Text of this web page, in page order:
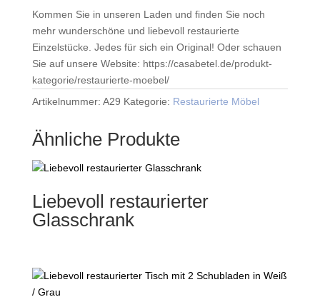
Kommen Sie in unseren Laden und finden Sie noch
mehr wunderschöne und liebevoll restaurierte
Einzelstücke. Jedes für sich ein Original! Oder schauen
Sie auf unsere Website: https://casabetel.de/produkt-
kategorie/restaurierte-moebel/
Artikelnummer: A29 Kategorie: Restaurierte Möbel
Ähnliche Produkte
Liebevoll restaurierter
Glasschrank